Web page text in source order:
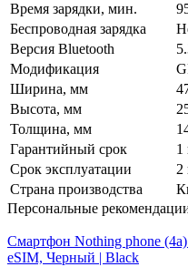
Время зарядки, мин.
Беспроводная зарядка
Версия Bluetooth
Модификация
Ширина, мм
Высота, мм
Толщина, мм
Гарантийный срок
1
Срок эксплуатации
2
Страна производства
Персональные
Смартфон Nothing phone
eSIM, Черный | Black